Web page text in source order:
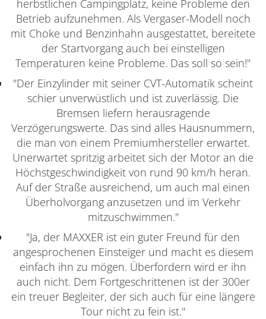
herbstlichen Campingplatz, keine Probleme den
Betrieb aufzunehmen. Als Vergaser-Modell noch
mit Choke und Benzinhahn ausgestattet, bereitete
der Startvorgang auch bei einstelligen
Temperaturen keine Probleme. Das soll so sein!"
"Der Einzylinder mit seiner CVT-Automatik scheint
schier unverwüstlich und ist zuverlässig. Die
Bremsen liefern herausragende
Verzögerungswerte. Das sind alles Hausnummern,
die man von einem Premiumhersteller erwartet.
Unerwartet spritzig arbeitet sich der Motor an die
Höchstgeschwindigkeit von rund 90 km/h heran.
Auf der Straße ausreichend, um auch mal einen
Überholvorgang anzusetzen und im Verkehr
mitzuschwimmen."
"Ja, der MAXXER ist ein guter Freund für den
angesprochenen Einsteiger und macht es diesem
einfach ihn zu mögen. Überfordern wird er ihn
auch nicht. Dem Fortgeschrittenen ist der 300er
ein treuer Begleiter, der sich auch für eine längere
Tour nicht zu fein ist."